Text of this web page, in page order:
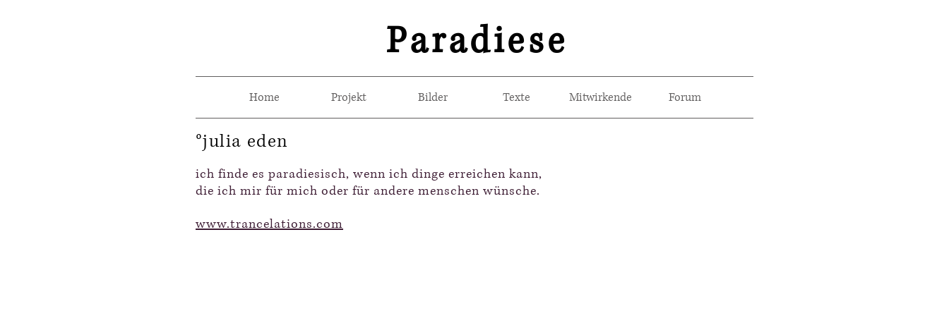
Paradiese
Home Projekt Bilder Texte Mitwirkende Forum
°julia eden
ich finde es paradiesisch, wenn ich dinge erreichen kann,
die ich mir für mich oder für andere menschen wünsche.
www.trancelations.com